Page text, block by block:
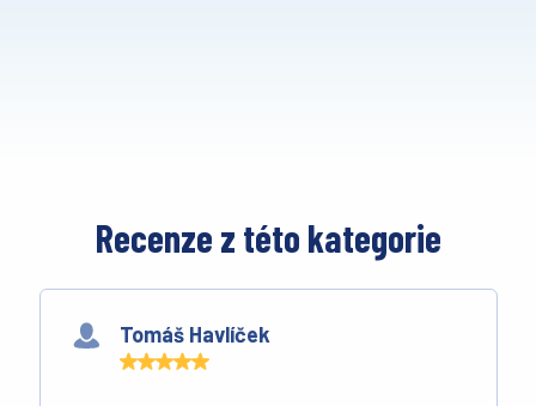
Recenze z této kategorie
Tomáš Havlíček